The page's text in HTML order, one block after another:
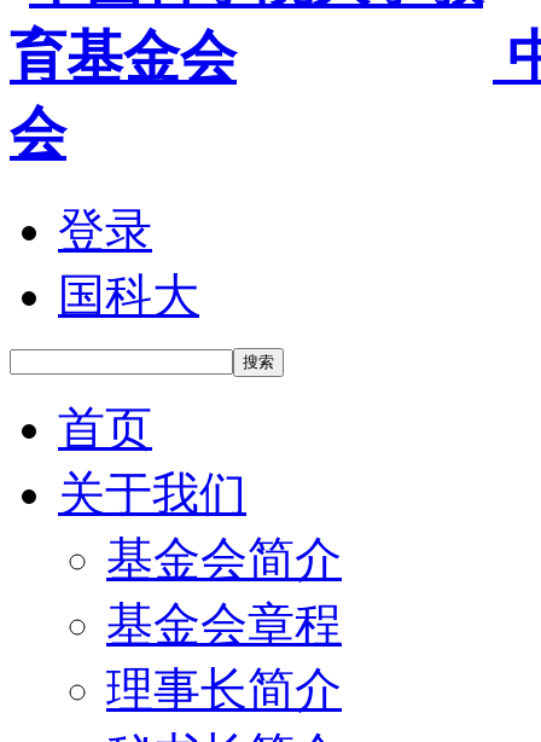
会
登录
国科大
搜索
首页
关于我们
基金会简介
基金会章程
理事长简介